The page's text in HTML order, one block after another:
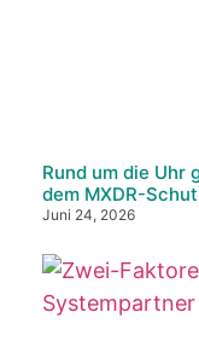
Rund um die Uhr
dem MXDR-
Juni 24, 2026